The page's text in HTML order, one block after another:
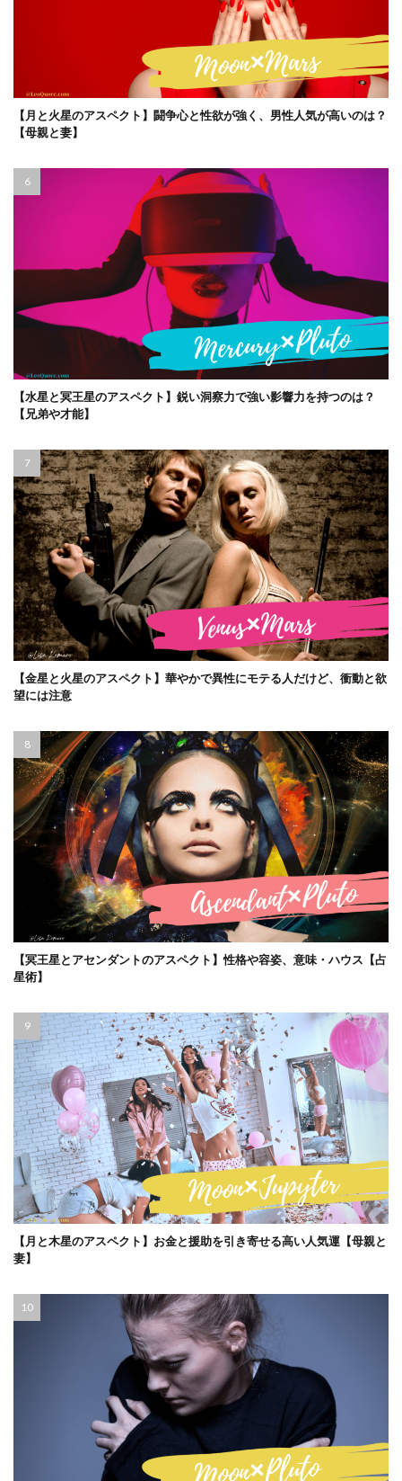
【月と火星のアスペクト】闘争心と性欲が強く、男性人気が高いのは？
【母親と妻】
【水星と冥王星のアスペクト】鋭い洞察力で強い影響力を持つのは？
【兄弟や才能】
【金星と火星のアスペクト】華やかで異性にモテる人だけど、衝動と欲
望には注意
【冥王星とアセンダントのアスペクト】性格や容姿、意味・ハウス【占
星術】
【月と木星のアスペクト】お金と援助を引き寄せる高い人気運【母親と
妻】